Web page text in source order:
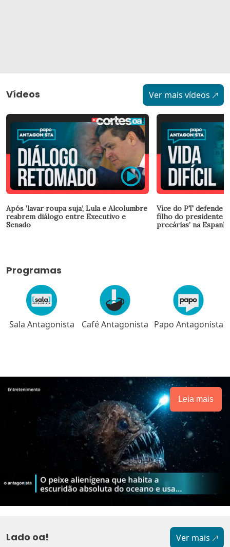
Vídeos Ver mais vídeos
Após ‘lavar roupa suja’, Lula e Alcolumbre
reabrem diálogo entre Executivo e
Senado
Vice do PT defende
filho do presidente
precárias’ na
Programas
Sala Antagonista Café Antagonista Papo Antagonista
Leia mais
Lado oa! Ver mais